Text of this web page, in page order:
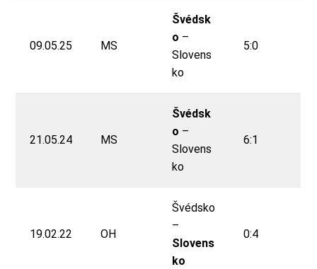
09.05.25 MS
Švédsk
o –
Slovens
ko
5:0
21.05.24 MS
Švédsk
o –
Slovens
ko
6:1
19.02.22 OH
Švédsko
–
Slovens
ko
0:4